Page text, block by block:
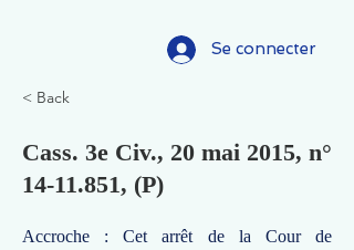
Se connecter
< Back
Cass. 3e Civ., 20 mai 2015, n°
14-11.851, (P)
Accroche : Cet arrêt de la Cour de